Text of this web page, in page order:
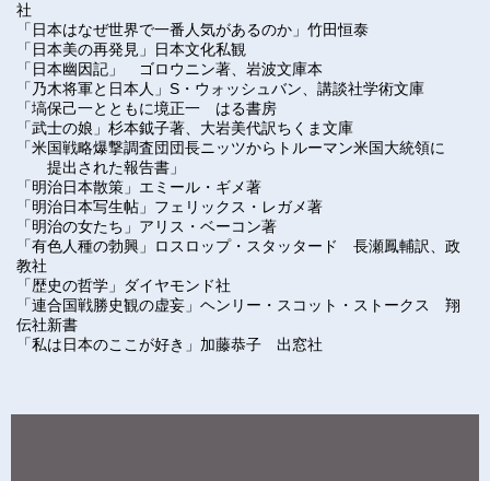
社
「 日本はなぜ世界で一番人気があるのか 」 竹田恒泰
「 日本美の再発見 」
日本文化私観
「日本幽因記」 ゴロウニン著、岩波文庫本
「乃木将軍と日本人」S・ウォッシュバン、講談社学術文庫
「塙保己一とともに境正一 はる書房
「武士の娘」 杉本鉞子著、大岩美代訳ちくま文庫
「米国戦略爆撃調査団団長ニッツからトルーマン米国大統領に
提出された報告書 」
「明治日本散策」エミール・ギメ著
「明治日本写生帖」フェリックス・レガメ著
「明治の女たち」アリス・ベーコン著
「有色人種の勃興 」
ロスロップ・スタッタード 長瀬鳳輔訳、政
教社
「歴史の哲学 」
ダイヤモンド社
「連合国戦勝史観の虚妄 」 ヘンリー・スコット・ストークス 翔
伝社新書
「私は日本のここが好き 」 加藤恭子 出窓社